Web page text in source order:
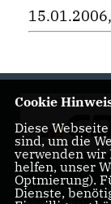
Cookie
Diese
sind, um die
verwenden wir
helfen, unser
Optmierung).
Dienste,